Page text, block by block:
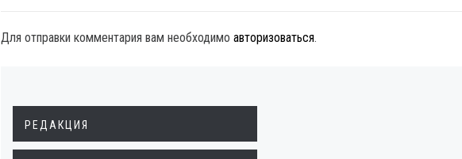
Для отправки комментария вам необходимо авторизоваться.
РЕДАКЦИЯ